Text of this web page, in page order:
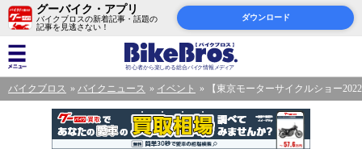
グーバイク・アプリ
バイクブロスの新着記事・話題の
記事を見逃さない！
ダウンロード
バイクブロス バイクニュース イベント 【東京モーターサイクルショー